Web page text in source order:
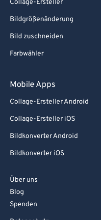
Collage-Ersteller
Bildgrößenänderung
Bild zuschneiden
Farbwähler
Mobile Apps
Collage-Ersteller Android
Collage-Ersteller iOS
Bildkonverter Android
Bildkonverter iOS
Über uns
Blog
Spenden